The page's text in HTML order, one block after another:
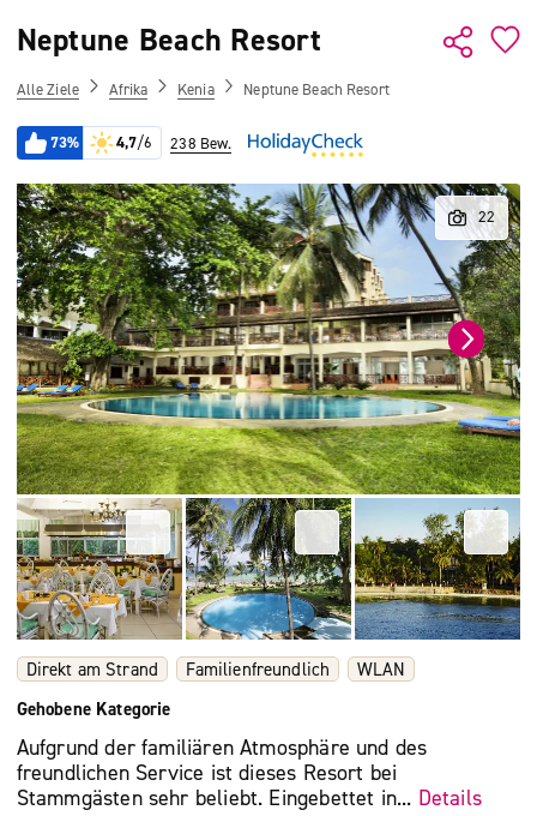
Neptune Beach Resort
Alle Ziele Afrika Kenia Neptune Beach Resort
73% 4,7/6 238 Bew.
Direkt am Strand Familienfreundlich
WLAN
Gehobene Kategorie
Aufgrund der familiären Atmosphäre und des
freundlichen Service ist dieses Resort bei
Stammgästen sehr beliebt. Eingebettet in... Details